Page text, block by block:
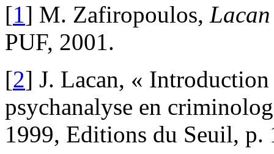
[1] M. Zafiropoulos, Lacan
PUF, 2001.
[2] J. Lacan, «
psychanalyse en
1999, Editions du Seuil, p.